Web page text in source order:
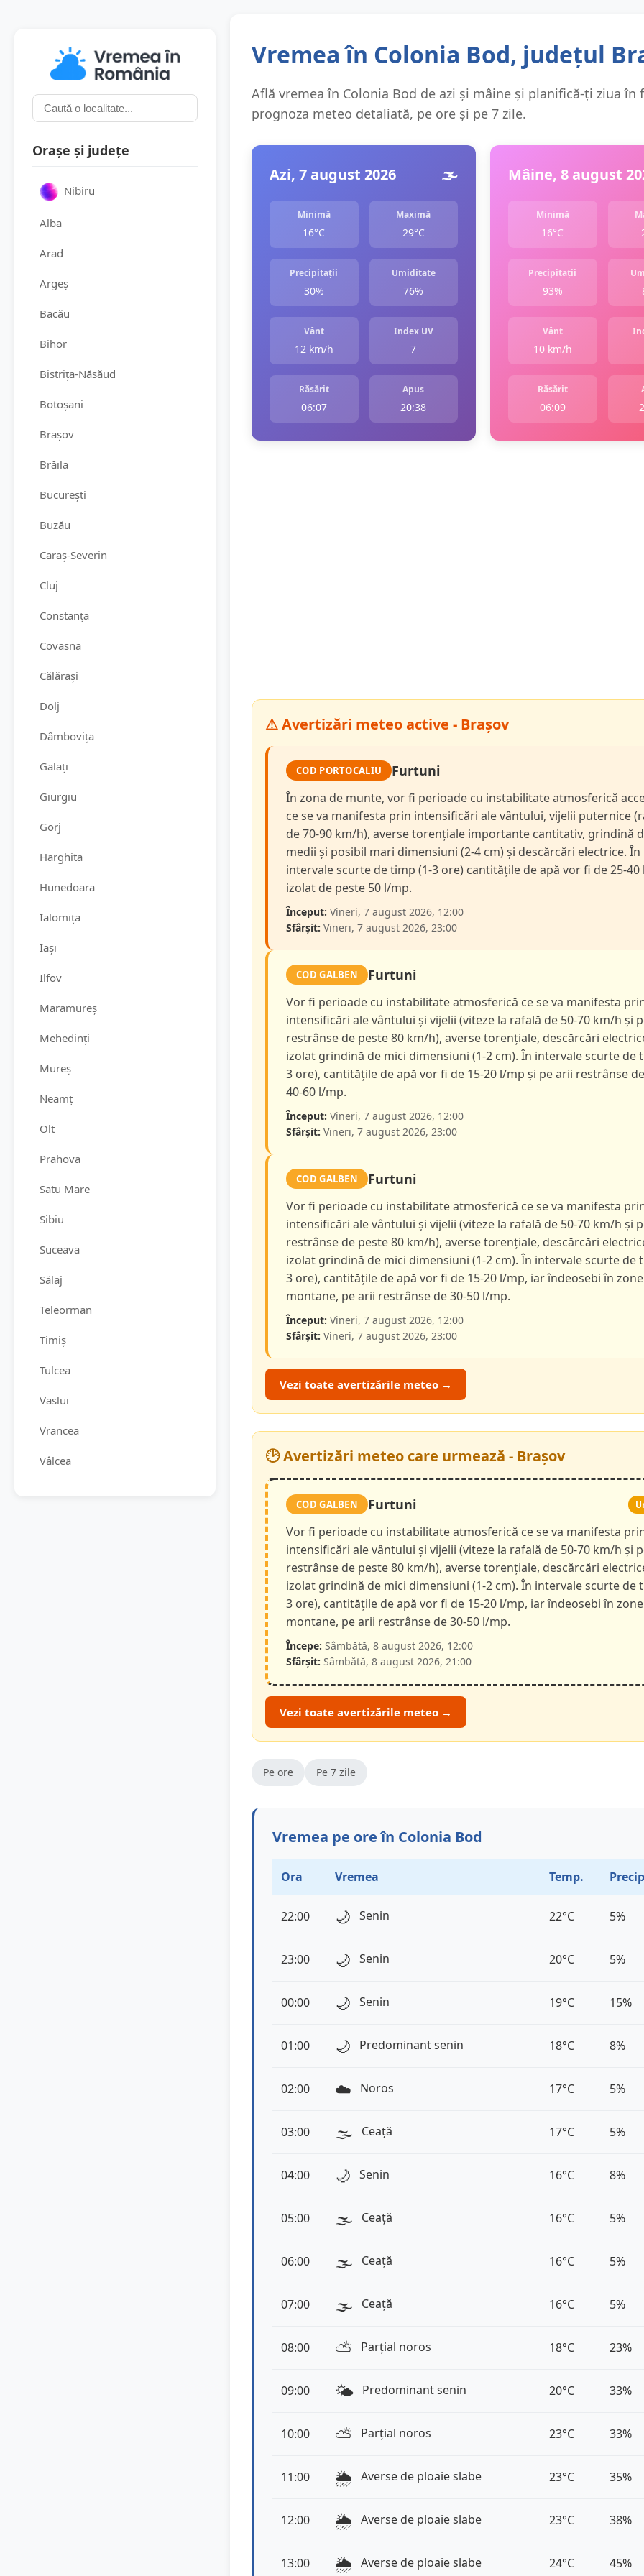
Orașe și județe
Nibiru
Alba
Arad
Argeș
Bacău
Bihor
Bistrița-Năsăud
Botoșani
Brașov
Brăila
București
Buzău
Caraș-Severin
Cluj
Constanța
Covasna
Călărași
Dolj
Dâmbovița
Galați
Giurgiu
Gorj
Harghita
Hunedoara
Ialomița
Iași
Ilfov
Maramureș
Mehedinți
Mureș
Neamț
Olt
Prahova
Satu Mare
Sibiu
Suceava
Sălaj
Teleorman
Timiș
Tulcea
Vaslui
Vrancea
Vâlcea
Vremea în Colonia Bod, județul
Află vremea în Colonia Bod de azi și mâine și planifică-ți ziua în
prognoza meteo detaliată, pe ore și pe 7 zile.
Azi, 7 august 2026 🌫️
Minimă
16°C
Maximă
29°C
Precipitații
30%
Umiditate
76%
Vânt
12 km/h
Index UV
7
Răsărit
06:07
Apus
20:38
Mâine, 8 august
Minimă
16°C
Precipitații
93%
Vânt
10 km/h
Răsărit
06:09
⚠ Avertizări meteo active - Brașov
COD PORTOCALIU Furtuni
În zona de munte, vor fi perioade cu instabilitate atmosferică
ce se va manifesta prin intensificări ale vântului, vijelii puternice
de 70-90 km/h), averse torențiale importante cantitativ, grindină
medii și posibil mari dimensiuni (2-4 cm) și descărcări electrice. În
intervale scurte de timp (1-3 ore) cantitățile de apă vor fi de 25-40
izolat de peste 50 l/mp.
Început: Vineri, 7 august 2026, 12:00
Sfârșit: Vineri, 7 august 2026, 23:00
COD GALBEN Furtuni
Vor fi perioade cu instabilitate atmosferică ce se va manifesta
intensificări ale vântului și vijelii (viteze la rafală de 50-70 km/h și
restrânse de peste 80 km/h), averse torențiale, descărcări
izolat grindină de mici dimensiuni (1-2 cm). În intervale scurte de
3 ore), cantitățile de apă vor fi de 15-20 l/mp și pe arii restrânse
40-60 l/mp.
Început: Vineri, 7 august 2026, 12:00
Sfârșit: Vineri, 7 august 2026, 23:00
COD GALBEN Furtuni
Vor fi perioade cu instabilitate atmosferică ce se va manifesta
intensificări ale vântului și vijelii (viteze la rafală de 50-70 km/h și
restrânse de peste 80 km/h), averse torențiale, descărcări
izolat grindină de mici dimensiuni (1-2 cm). În intervale scurte de
3 ore), cantitățile de apă vor fi de 15-20 l/mp, iar îndeosebi în
montane, pe arii restrânse de 30-50 l/mp.
Început: Vineri, 7 august 2026, 12:00
Sfârșit: Vineri, 7 august 2026, 23:00
Vezi toate avertizările meteo →
🕑 Avertizări meteo care urmează - Brașov
COD GALBEN Furtuni
Vor fi perioade cu instabilitate atmosferică ce se va manifesta
intensificări ale vântului și vijelii (viteze la rafală de 50-70 km/h și
restrânse de peste 80 km/h), averse torențiale, descărcări
izolat grindină de mici dimensiuni (1-2 cm). În intervale scurte de
3 ore), cantitățile de apă vor fi de 15-20 l/mp, iar îndeosebi în
montane, pe arii restrânse de 30-50 l/mp.
Începe: Sâmbătă, 8 august 2026, 12:00
Sfârșit: Sâmbătă, 8 august 2026, 21:00
Vezi toate avertizările meteo →
Pe ore Pe 7 zile
Vremea pe ore în Colonia Bod
Ora Vremea Temp.
22:00 🌙 Senin 22°C 5%
23:00 🌙 Senin 20°C 5%
00:00 🌙 Senin 19°C 15%
01:00 🌙 Predominant senin 18°C 8%
02:00 ☁️ Noros 17°C 5%
03:00 🌫️ Ceață 17°C 5%
04:00 🌙 Senin 16°C 8%
05:00 🌫️ Ceață 16°C 5%
06:00 🌫️ Ceață 16°C 5%
07:00 🌫️ Ceață 16°C 5%
08:00 ⛅️ Parțial noros 18°C 23%
09:00 🌤️ Predominant senin 20°C 33%
10:00 ⛅️ Parțial noros 23°C 33%
11:00 🌦️ Averse de ploaie slabe 23°C 35%
12:00 🌦️ Averse de ploaie slabe 23°C 38%
13:00 🌦️ Averse de ploaie slabe 24°C 45%